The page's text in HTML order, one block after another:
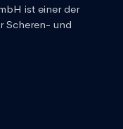
ist einer der
Scheren- und